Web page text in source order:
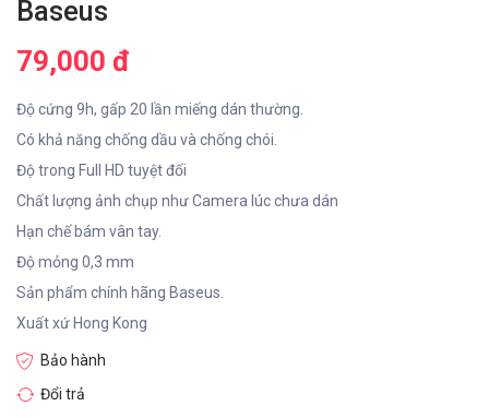
Baseus
79,000 đ
Độ cứng 9h, gấp 20 lần miếng dán thường.
Có khả năng chống dầu và chống chói.
Độ trong Full HD tuyệt đối
Chất lượng ảnh chụp như Camera lúc chưa dán
Hạn chế bám vân tay.
Độ mỏng 0,3 mm
Sản phẩm chính hãng Baseus.
Xuất xứ Hong Kong
Bảo hành
Đổi trả